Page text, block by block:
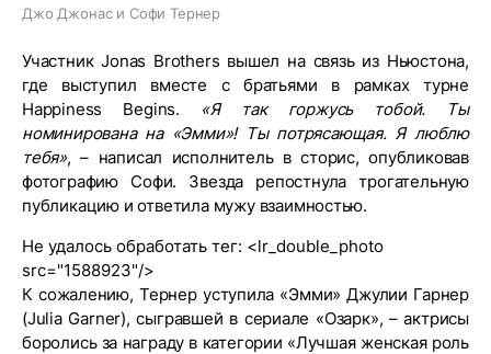
Джо Джонас и Софи Тернер
Участник Jonas Brothers вышел на связь из Ньюстона,
где выступил вместе с братьями в рамках турне
Happiness Begins. «Я так горжусь тобой. Ты
номинирована на «Эмми»! Ты потрясающая. Я люблю
тебя», – написал исполнитель в сторис, опубликовав
фотографию Софи. Звезда репостнула трогательную
публикацию и ответила мужу взаимностью.
Не удалось обработать тег: <lr_double_photo
src="1588923"/>
К сожалению, Тернер уступила «Эмми» Джулии Гарнер
(Julia Garner), сыгравшей в сериале «Озарк», – актрисы
боролись за награду в категории «Лучшая женская роль